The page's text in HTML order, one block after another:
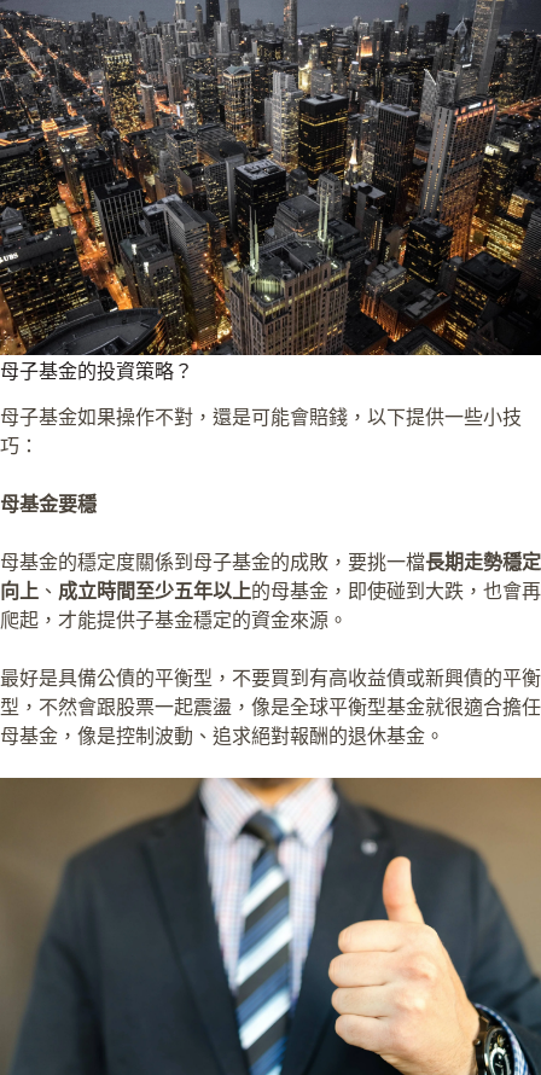
母子基金的投資策略？
母子基金如果操作不對，還是可能會賠錢，以下提供一些小技
巧：
母基金要穩
母基金的穩定度關係到母子基金的成敗，要挑一檔長期走勢穩定
向上 、 成立時間至少五年以上的母基金，即使碰到大跌，也會再
爬起，才能提供子基金穩定的資金來源。
最好是具備公債的平衡型，不要買到有高收益債或新興債的平衡
型，不然會跟股票一起震盪，像是全球平衡型基金就很適合擔任
母基金，像是控制波動、追求絕對報酬的退休基金。